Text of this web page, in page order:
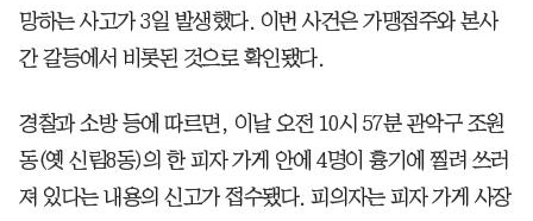
망하는 사고가 3일 발생했다. 이번 사건은 가맹점주와 본사
간 갈등에서 비롯된 것으로 확인됐다.
경찰과 소방 등에 따르면, 이날 오전 10시 57분 관악구 조원
동(옛 신림8동)의 한 피자 가게 안에 4명이 흉기에 찔려 쓰러
져 있다는 내용의 신고가 접수됐다. 피의자는 피자 가게 사장